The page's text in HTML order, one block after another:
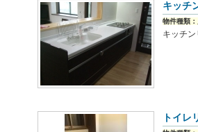
キッチ
物件種類
キッチ
トイレ